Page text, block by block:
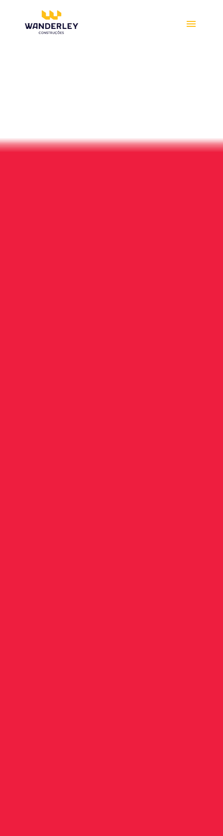
Compre online